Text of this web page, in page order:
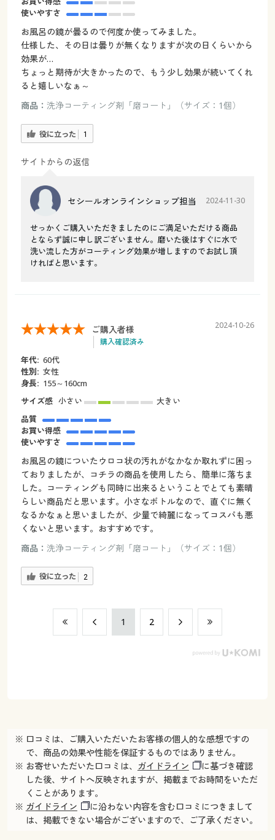
使いやすさ
お風呂の鏡が曇るので何度か使ってみました。
仕様した、その日は曇りが無くなりますが次の日くらいから
効果が…
ちょっと期待が大きかったので、もう少し効果が続いてくれ
ると嬉しいなぁ～
商品： 洗浄コーティング剤「磨コート」（サイズ：1個）
役に立った 1
サイトからの返信
セシールオンラインショップ担当 2024-11-30
せっかくご購入いただきましたのにご満足いただける商品
とならず誠に申し訳ございません。磨いた後はすぐに水で
洗い流した方がコーティング効果が増しますのでお試し頂
ければと思います。
ご購入者様
購入確認済み
2024-10-26
年代: 60代
性別: 女性
身長: 155～160cm
サイズ感 小さい
大きい
品質
お買い得感
使いやすさ
お風呂の鏡についたウロコ状の汚れがなかなか取れずに困っ
ておりましたが、コチラの商品を使用したら、簡単に落ちま
した。コーティングも同時に出来るということでとても素晴
らしい商品だと思います。小さなボトルなので、直ぐに無く
なるかなぁと思いましたが、少量で綺麗になってコスパも悪
くないと思います。おすすめです。
商品： 洗浄コーティング剤「磨コート」（サイズ：1個）
役に立った 2
​1 ​2
※ 口コミは、ご購入いただいたお客様の個人的な感想ですの
で、商品の効果や性能を保証するものではありません。
※ お寄せいただいた口コミは、 ガイドライン
に基づき確認
した後、サイトへ反映されますが、掲載までお時間をいただ
くことがあります。
※ ガイドライン
に沿わない内容を含む口コミにつきまして
は、掲載できない場合がございますので、ご了承ください。